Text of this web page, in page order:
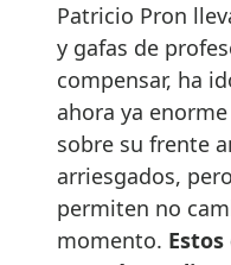
Patricio Pron
y gafas de
compensar, ha
ahora ya
sobre su frente
arriesgados,
permiten no
momento.